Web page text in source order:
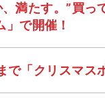
満たす。”買
で開催！
で「クリスマス